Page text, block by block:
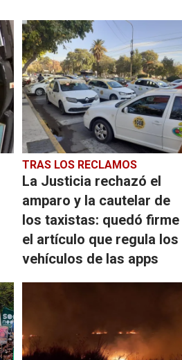
TRAS LOS RECLAMOS
La Justicia rechazó el
amparo y la cautelar de
los taxistas: quedó firme
el artículo que regula los
vehículos de las apps